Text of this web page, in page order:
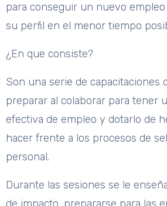
para conseguir un nuevo
su perfil en el menor tiempo
¿En que consiste?
Son una serie de capacitaciones
preparar al colaborar para tener
efectiva de empleo y dotarlo de
hacer frente a los procesos de
personal.
Durante las sesiones se le